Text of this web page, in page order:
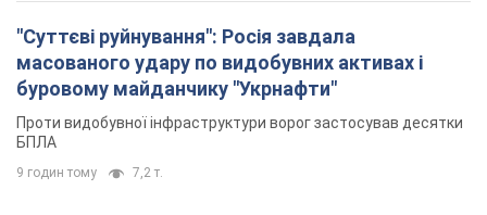
"Суттєві руйнування": Росія завдала
масованого удару по видобувних активах і
буровому майданчику "Укрнафти"
Проти видобувної інфраструктури ворог застосував десятки
БПЛА
9 годин тому 7,2 т.